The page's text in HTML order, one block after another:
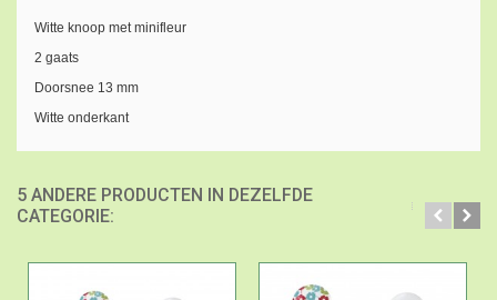
Witte knoop met minifleur
2 gaats
Doorsnee 13 mm
Witte onderkant
5 ANDERE PRODUCTEN IN DEZELFDE
CATEGORIE: